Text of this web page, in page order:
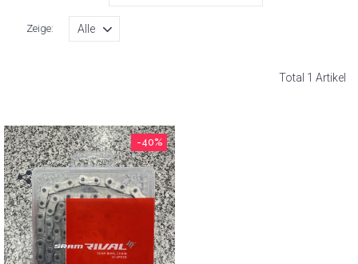
Zeige:
Total 1 Artikel
-40%